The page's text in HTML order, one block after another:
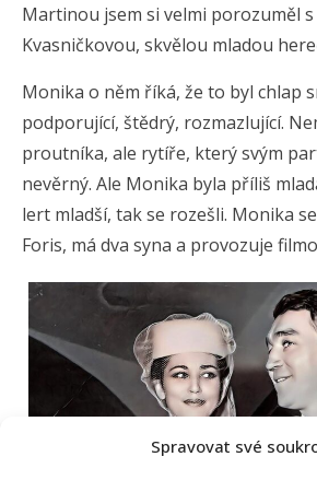
Spravovat své
Martinou jsem si velmi porozuměl
Kvasničkovou, skvělou mladou
Monika o něm říká, že to byl chlap
podporující, štědrý, rozmazlující.
proutníka, ale rytíře, který svým
nevěrný. Ale Monika byla příliš
lert mladší, tak se rozešli. Monika
Foris, má dva syna a provozuje